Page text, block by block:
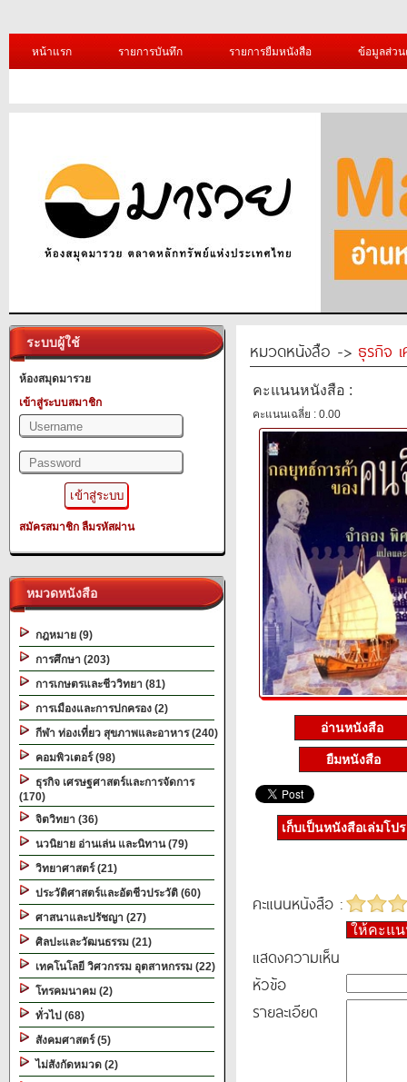
หน้าแรก รายการบันทึก รายการยืมหนังสือ ข้อมูลส่ว
ระบบผู้ใช้
ห้องสมุดมารวย
เข้าสู่ระบบสมาชิก
สมัครสมาชิก ลืมรหัสผ่าน
หมวดหนังสือ
กฎหมาย (9)
การศึกษา (203)
การเกษตรและชีววิทยา (81)
การเมืองและการปกครอง (2)
กีฬา ท่องเที่ยว สุขภาพและอาหาร (240)
คอมพิวเตอร์ (98)
ธุรกิจ เศรษฐศาสตร์และการจัดการ
(170)
จิตวิทยา (36)
นวนิยาย อ่านเล่น และนิทาน (79)
วิทยาศาสตร์ (21)
ประวัติศาสตร์และอัตชีวประวัติ (60)
ศาสนาและปรัชญา (27)
ศิลปะและวัฒนธรรม (21)
เทคโนโลยี วิศวกรรม อุตสาหกรรม (22)
โทรคมนาคม (2)
ทั่วไป (68)
สังคมศาสตร์ (5)
ไม่สังกัดหมวด (2)
หมวดหนังสือ -> ธุรกิจ
คะแนนหนังสือ :
คะแนนเฉลี่ย : 0.00
อ่านหนังสือ
ยืมหนังสือ
เก็บเป็นหนังสือเล่มโป
คะแนนหนังสือ :
ให้คะแ
แสดงความเห็น
หัวข้อ
รายละเอียด